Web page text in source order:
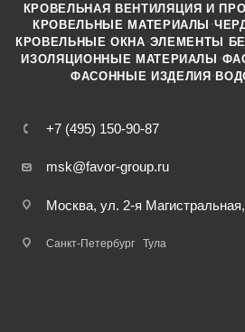
+7 (495) 150-90-87
msk@favor-group.ru
Москва, ул. 2-я
Санкт-Петербург Тула
КРОВЕЛЬНАЯ ВЕНТИЛЯЦИЯ И
КРОВЕЛЬНЫЕ МАТЕРИАЛЫ ·
КРОВЕЛЬНЫЕ ОКНА ·ЭЛЕМЕНТЫ
ИЗОЛЯЦИОННЫЕ МАТЕРИАЛЫ ·
ФАСОННЫЕ ИЗДЕЛИЯ·